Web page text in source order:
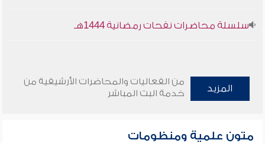
سلسلة محاضرات نفحات رمضانية 1444هـ
المزيد
من الفعاليات والمحاضرات الأرشيفية من
خدمة البث المباشر
متون علمية ومنظومات